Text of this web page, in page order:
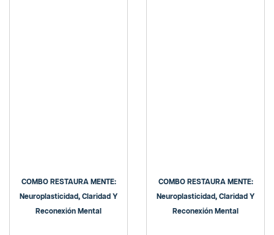
COMBO RESTAURA MENTE:
Neuroplasticidad, Claridad Y
Reconexión Mental
COMBO RESTAURA MENTE:
Neuroplasticidad, Claridad Y
Reconexión Mental